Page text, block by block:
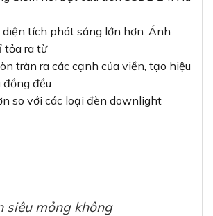
diện tích phát sáng lớn hơn. Ánh
tỏa ra từ
tràn ra các cạnh của viền, tạo hiệu
đồng đều
so với các loại đèn downlight
siêu mỏng không